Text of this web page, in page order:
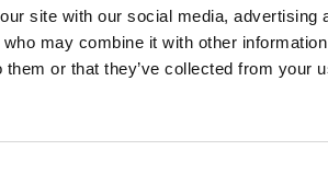
site with our social media, advertising
may combine it with other
them or that they’ve collected from your